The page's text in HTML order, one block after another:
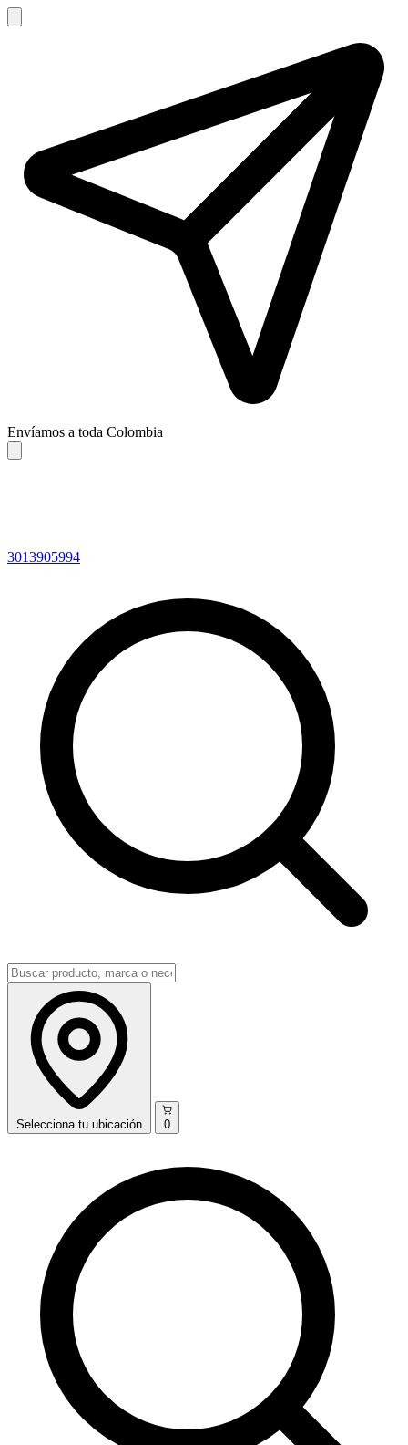
Envíamos a toda Colombia
3013905994
Selecciona tu ubicación 0